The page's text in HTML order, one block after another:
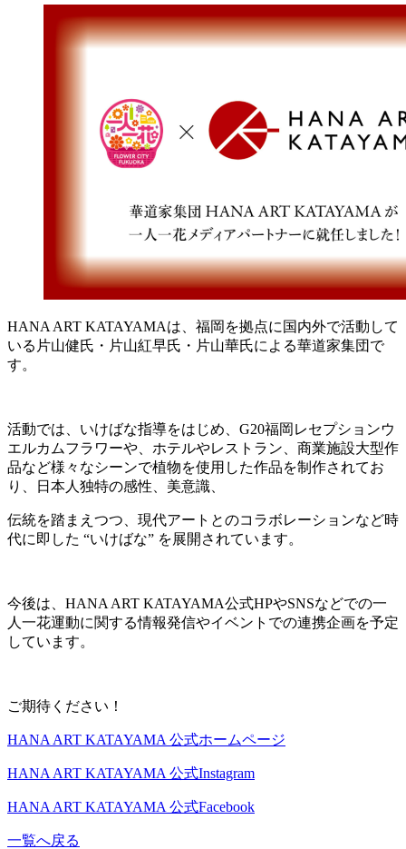
HANA ART KATAYAMAは、福岡を拠点に国内外で活動して
いる片山健氏・片山紅早氏・片山華氏による華道家集団で
す。
活動では、いけばな指導をはじめ、G20福岡レセプションウ
エルカムフラワーや、ホテルやレストラン、 商業施設大型作
品など様々なシーンで植物を使用した作品を制作されてお
り、日本人独特の感性、美意識、
伝統を踏まえつつ、 現代アートとのコラボレーションなど時
代に即した “いけばな” を展開されています。
今後は、HANA ART KATAYAMA公式HPやSNSなどでの一
人一花運動に関する情報発信やイベントでの連携企画を予定
しています。
ご期待ください！
HANA ART KATAYAMA 公式ホームページ
HANA ART KATAYAMA 公式Instagram
HANA ART KATAYAMA 公式Facebook
一覧へ戻る